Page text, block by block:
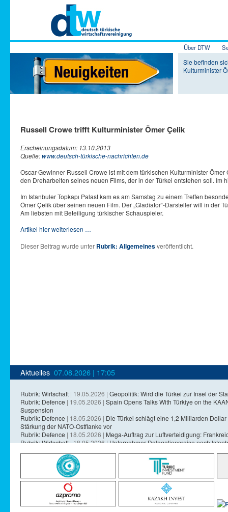
Zum Inhalt
Zum
Über DTW
Sie befinden
Kulturminister
Russell Crowe trifft Kulturminister Ömer Çelik
Erscheinungsdatum: 13.10.2013
Quelle:www.deutsch-türkische-nachrichten.de
Oscar-Gewinner Russell Crowe ist mit dem türkischen Kulturminister
den Dreharbeiten seines neuen Films, der in der Türkei entstehen soll.
Im Istanbuler Topkapı Palast kam es am Samstag zu einem Treffen
Ömer Çelik über seinen neuen Film. Der „Gladiator“-Darsteller will in der
Am liebsten mit Beteiligung türkischer Schauspieler.
Artikel hier weiterlesen …
Dieser Beitrag wurde unter Rubrik: Allgemeinesveröffentlicht.
Aktuelles 07.08.2026 | 17:05
Rubrik: Wirtschaft | 19.05.2026 | Geopolitik: Wird die Türkei zur Insel der
Rubrik: Defence | 19.05.2026 | Spain Opens Talks With Türkiye on the
Suspension
Rubrik: Defence | 18.05.2026 | Die Türkei schlägt eine 1,2 Milliarden
Stärkung der NATO-Ostflanke vor
Rubrik: Defence | 18.05.2026 | Mega-Auftrag zur Luftverteidigung:
Rubrik: Wirtschaft| 18.05.2026 |Unternehmer-Delegationsreise nach